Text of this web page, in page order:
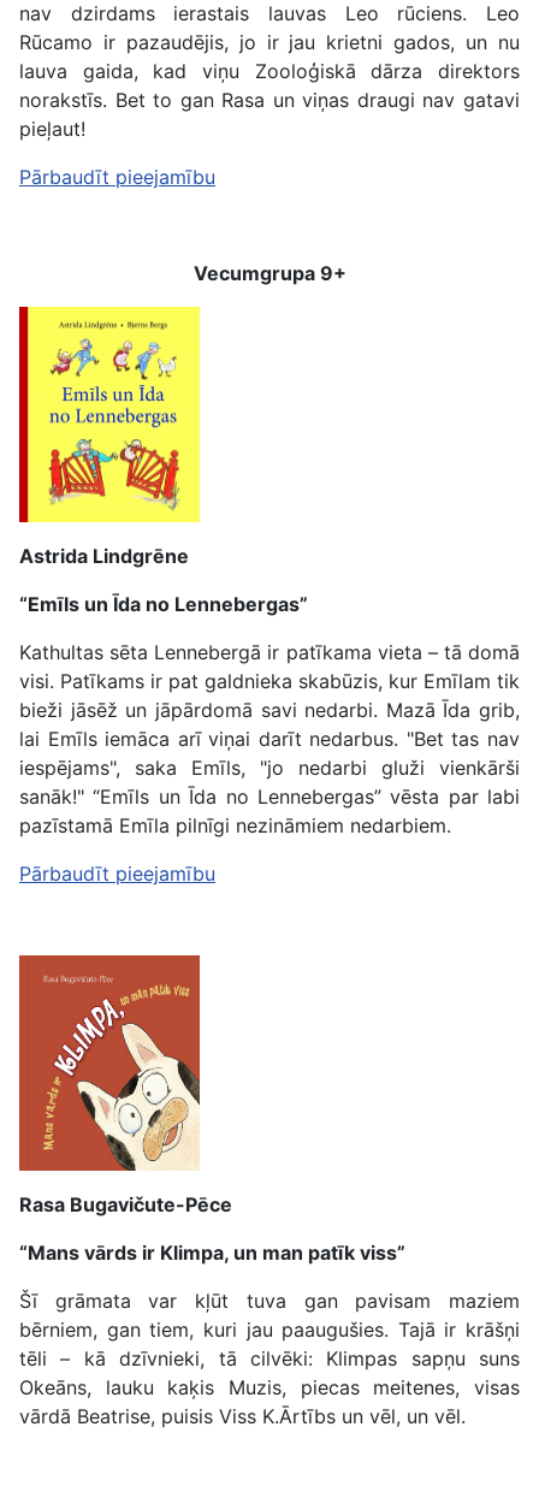
nav dzirdams ierastais lauvas Leo rūciens. Leo
Rūcamo ir pazaudējis, jo ir jau krietni gados, un nu
lauva gaida, kad viņu Zooloģiskā dārza direktors
norakstīs. Bet to gan Rasa un viņas draugi nav gatavi
pieļaut!
Pārbaudīt pieejamību
Vecumgrupa 9+
Astrida Lindgrēne
“Emīls un Īda no Lennebergas”
Kathultas sēta Lennebergā ir patīkama vieta – tā domā
visi. Patīkams ir pat galdnieka skabūzis, kur Emīlam tik
bieži jāsēž un jāpārdomā savi nedarbi. Mazā Īda grib,
lai Emīls iemāca arī viņai darīt nedarbus. "Bet tas nav
iespējams", saka Emīls, "jo nedarbi gluži vienkārši
sanāk!" “Emīls un Īda no Lennebergas” vēsta par labi
pazīstamā Emīla pilnīgi nezināmiem nedarbiem.
Pārbaudīt pieejamību
Rasa Bugavičute-Pēce
“Mans vārds ir Klimpa, un man patīk viss”
Šī grāmata var kļūt tuva gan pavisam maziem
bērniem, gan tiem, kuri jau paaugušies. Tajā ir krāšņi
tēli – kā dzīvnieki, tā cilvēki: Klimpas sapņu suns
Okeāns, lauku kaķis Muzis, piecas meitenes, visas
vārdā Beatrise, puisis Viss K.Ārtībs un vēl, un vēl.